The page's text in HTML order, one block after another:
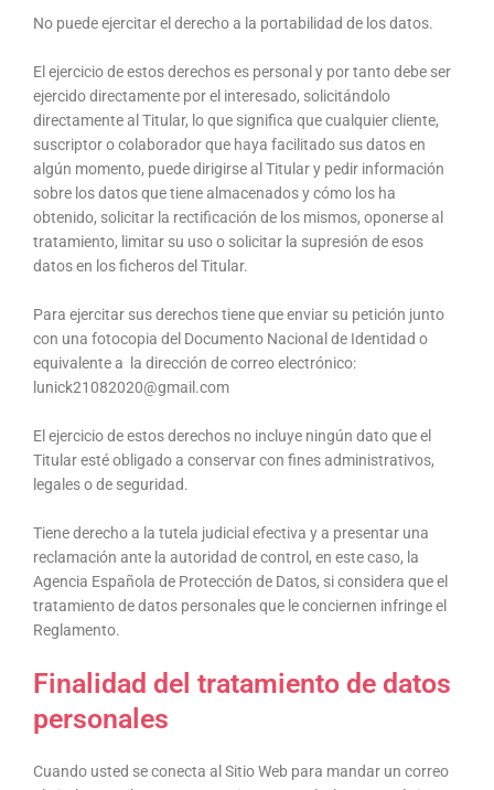
No puede ejercitar el derecho a la portabilidad de los datos.
El ejercicio de estos derechos es personal y por tanto debe ser
ejercido directamente por el interesado, solicitándolo
directamente al Titular, lo que significa que cualquier cliente,
suscriptor o colaborador que haya facilitado sus datos en
algún momento, puede dirigirse al Titular y pedir información
sobre los datos que tiene almacenados y cómo los ha
obtenido, solicitar la rectificación de los mismos, oponerse al
tratamiento, limitar su uso o solicitar la supresión de esos
datos en los ficheros del Titular.
Para ejercitar sus derechos tiene que enviar su petición junto
con una fotocopia del Documento Nacional de Identidad o
equivalente a la dirección de correo electrónico:
lunick21082020@gmail.com
El ejercicio de estos derechos no incluye ningún dato que el
Titular esté obligado a conservar con fines administrativos,
legales o de seguridad.
Tiene derecho a la tutela judicial efectiva y a presentar una
reclamación ante la autoridad de control, en este caso, la
Agencia Española de Protección de Datos, si considera que el
tratamiento de datos personales que le conciernen infringe el
Reglamento.
Finalidad del tratamiento de datos
personales
Cuando usted se conecta al Sitio Web para mandar un correo